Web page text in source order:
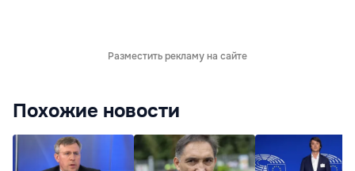
Разместить рекламу на сайте
Похожие новости